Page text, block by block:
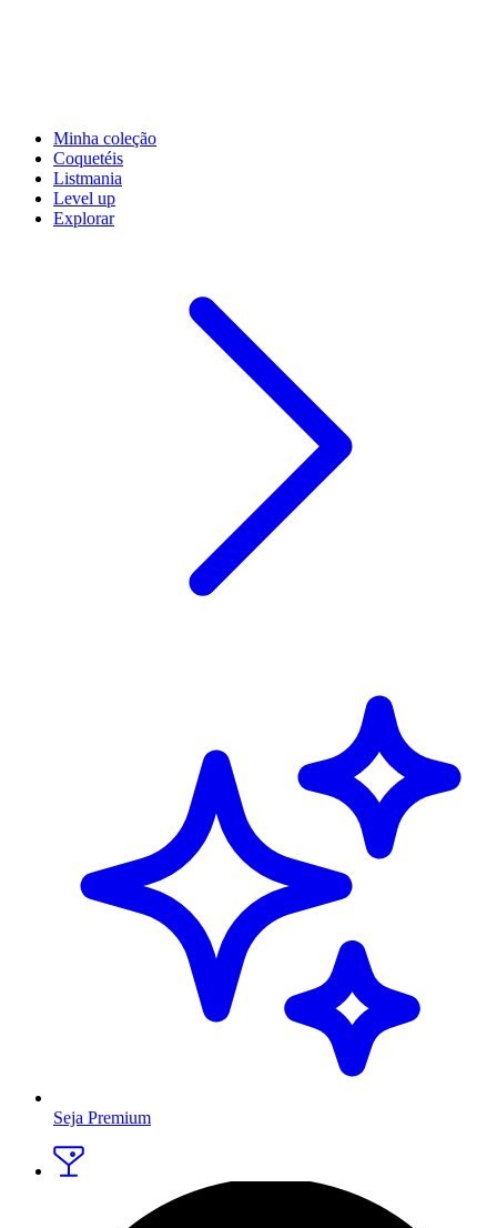
Minha coleção
Coquetéis
Listmania
Level up
Explorar
Seja Premium